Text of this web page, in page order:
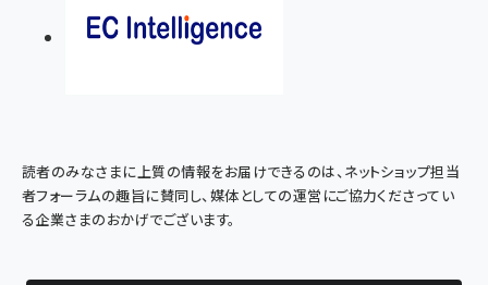
読者のみなさまに上質の情報をお届けできるのは、ネットショップ担当
者フォーラムの趣旨に賛同し、媒体としての運営にご協力くださってい
る企業さまのおかげでございます。